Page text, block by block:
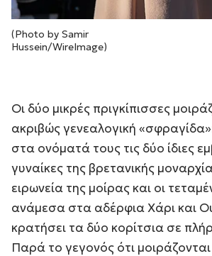
(Photo by Samir
Hussein/WireImage)
Οι δύο μικρές πριγκίπισσες
ακριβώς γενεαλογική
στα ονόματά τους τις δύο ίδιες
γυναίκες της βρετανικής
ειρωνεία της μοίρας και οι
ανάμεσα στα αδέρφια Χάρι και
κρατήσει τα δύο κορίτσια σε
Παρά το γεγονός ότι μοιράζονται